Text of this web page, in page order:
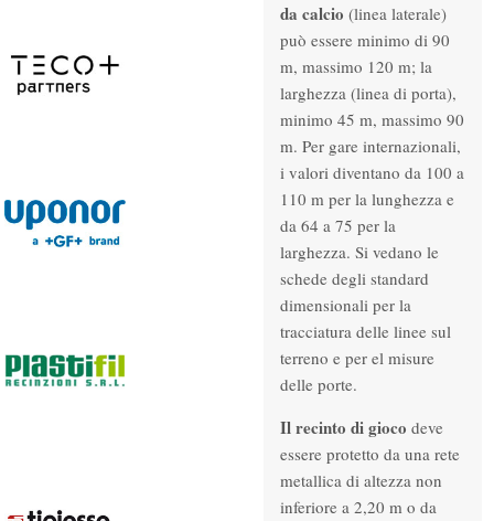
da calcio (linea laterale)
può essere minimo di 90
m, massimo 120 m; la
larghezza (linea di porta),
minimo 45 m, massimo 90
m. Per gare internazionali,
i valori diventano da 100 a
110 m per la lunghezza e
da 64 a 75 per la
larghezza. Si vedano le
schede degli standard
dimensionali per la
tracciatura delle linee sul
terreno e per el misure
delle porte.
Il recinto di gioco deve
essere protetto da una rete
metallica di altezza non
inferiore a 2,20 m o da